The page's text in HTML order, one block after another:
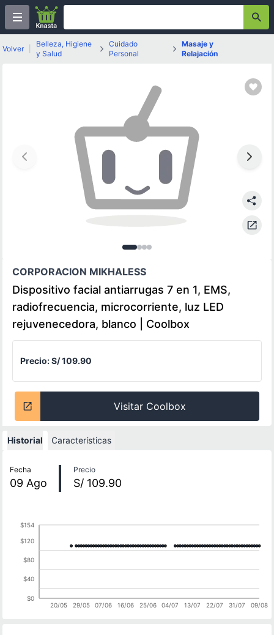
Volver
Belleza, Higiene
y Salud
Cuidado
Personal
Masaje y
Relajación
ImagenImagen
Imagen
Imagen
CORPORACION MIKHALESS
Dispositivo facial antiarrugas 7 en 1, EMS,
radiofrecuencia, microcorriente, luz LED
rejuvenecedora, blanco | Coolbox
Precio:S/ 109.90
Visitar Coolbox
Historial Características
Fecha
09 Ago
Precio
S/ 109.90
20/05 29/05 07/06 16/06 25/06 04/07 13/07 22/07 31/07 09/08
$0
$40
$80
$120
$154